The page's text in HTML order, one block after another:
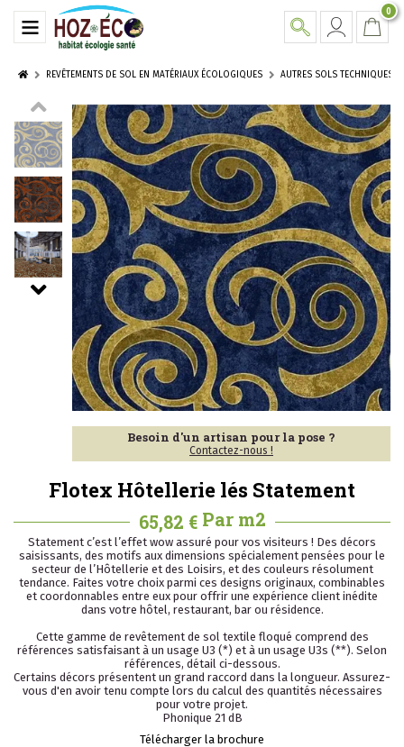
0
REVÊTEMENTS DE SOL EN MATÉRIAUX ÉCOLOGIQUES AUTRES SOLS TECHNIQUES
Besoin d'un artisan pour la pose ?
Contactez-nous !
Flotex Hôtellerie lés Statement
65,82 €Par m2
Statement c’est l’effet wow assuré pour vos visiteurs ! Des décors
saisissants, des motifs aux dimensions spécialement pensées pour le
secteur de l’Hôtellerie et des Loisirs, et des couleurs résolument
tendance. Faites votre choix parmi ces designs originaux, combinables
et coordonnables entre eux pour offrir une expérience client inédite
dans votre hôtel, restaurant, bar ou résidence.
Cette gamme de revêtement de sol textile floqué comprend des
références satisfaisant à un usage U3 (*) et à un usage U3s (**). Selon
références, détail ci-dessous.
Certains décors présentent un grand raccord dans la longueur. Assurez-
vous d'en avoir tenu compte lors du calcul des quantités nécessaires
pour votre projet.
Phonique 21 dB
Télécharger la brochure